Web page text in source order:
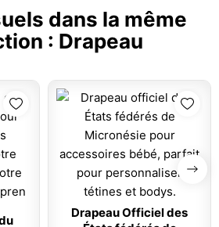
dans la même
: Drapeau
Drapeau Officiel des